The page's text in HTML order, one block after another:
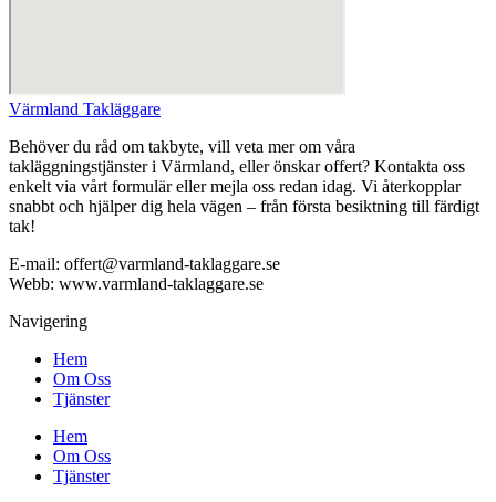
Värmland Takläggare
Behöver du råd om takbyte, vill veta mer om våra
takläggningstjänster i Värmland, eller önskar offert? Kontakta oss
enkelt via vårt formulär eller mejla oss redan idag. Vi återkopplar
snabbt och hjälper dig hela vägen – från första besiktning till färdigt
tak!
E-mail: offert@varmland-taklaggare.se
Webb: www.varmland-taklaggare.se
Navigering
Hem
Om Oss
Tjänster
Hem
Om Oss
Tjänster